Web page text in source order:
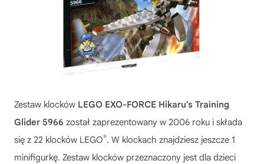
Zestaw klocków LEGO EXO-FORCE Hikaru's Training
Glider 5966 został zaprezentowany w 2006 roku i składa
się z 22 klocków LEGO®. W klockach znajdziesz jeszcze 1
minifigurkę. Zestaw klocków przeznaczony jest dla dzieci